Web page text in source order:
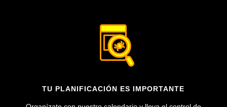
TU PLANIFICACIÓN ES IMPORTANTE